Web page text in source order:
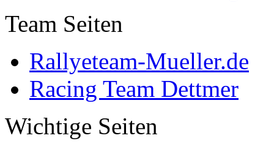
Team Seiten
Rallyeteam-Mueller.de
Racing Team Dettmer
Wichtige Seiten